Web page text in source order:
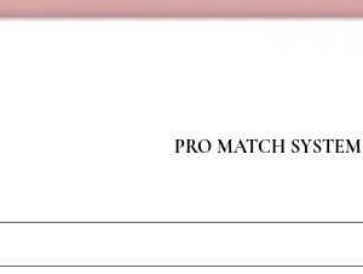
PRO MATCH SYSTEM